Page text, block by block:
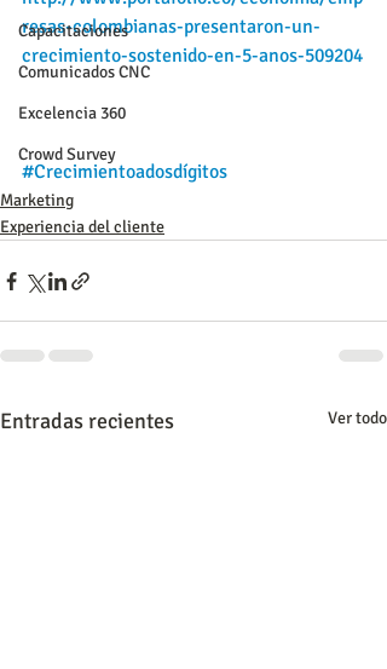
Capacitaciones
Comunicados CNC
Excelencia 360
Crowd Survey
resas-colombianas-presentaron-un-
crecimiento-sostenido-en-5-anos-509204
#Crecimientoadosdígitos
Marketing
Experiencia del cliente
Entradas recientes Ver todo